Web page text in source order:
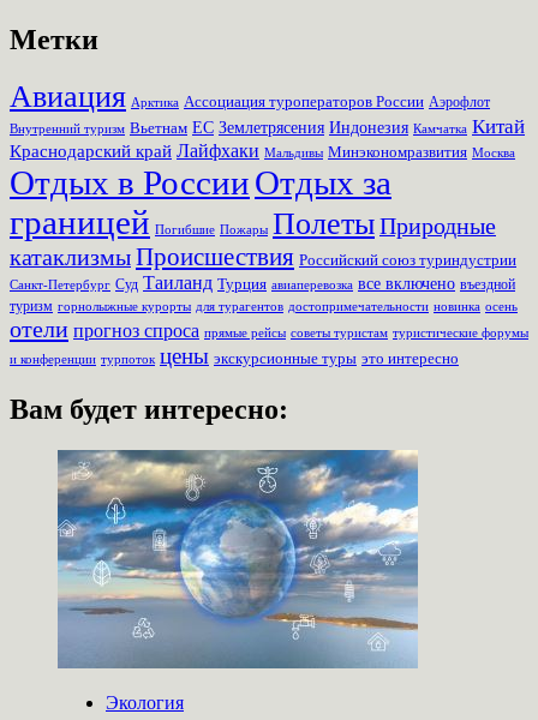
Метки
Авиация Арктика Ассоциация туроператоров России Аэрофлот
Внутренний туризм Вьетнам ЕС Землетрясения Индонезия Камчатка Китай
Краснодарский край Лайфхаки Мальдивы Минэкономразвития Москва
Отдых в РоссииОтдых за
границей Погибшие Пожары ПолетыПриродные
катаклизмыПроисшествия Российский союз туриндустрии
Санкт-Петербург Суд Таиланд Турция авиаперевозка все включено въездной
туризм горнолыжные курорты для турагентов достопримечательности новинка осень
отели прогноз спроса прямые рейсы советы туристам туристические форумы
и конференции турпоток цены экскурсионные туры это интересно
Вам будет интересно:
Экология